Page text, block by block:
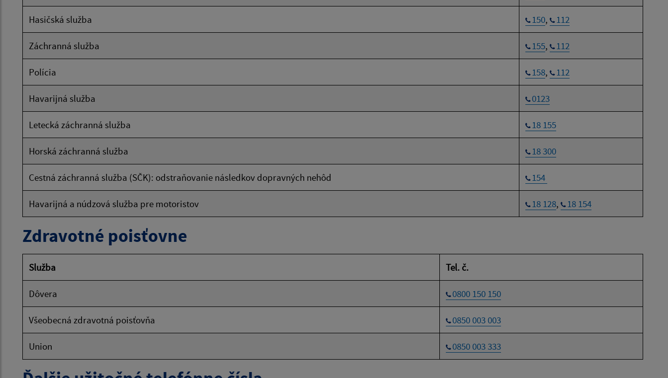
Hasičská služba 150, 112
Záchranná služba 155, 112
Polícia 158, 112
Havarijná služba 0123
Letecká záchranná služba 18 155
Horská záchranná služba 18 300
Cestná záchranná služba (SČK): odstraňovanie následkov dopravných nehôd 154
Havarijná a núdzová služba pre motoristov 18 128, 18 154
Zdravotné poisťovne
Služba Tel. č.
Dôvera 0800 150 150
Všeobecná zdravotná poisťovňa 0850 003 003
Union 0850 003 333